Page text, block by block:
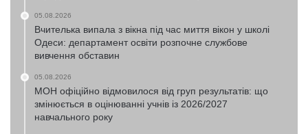
05.08.2026
Вчителька випала з вікна під час миття вікон у школі
Одеси: департамент освіти розпочне службове
вивчення обставин
05.08.2026
МОН офіційно відмовилося від груп результатів: що
змінюється в оцінюванні учнів із 2026/2027
навчального року